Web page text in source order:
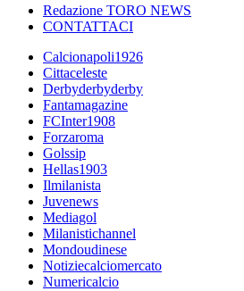
Redazione TORO NEWS
CONTATTACI
Calcionapoli1926
Cittaceleste
Derbyderbyderby
Fantamagazine
FCInter1908
Forzaroma
Golssip
Hellas1903
Ilmilanista
Juvenews
Mediagol
Milanistichannel
Mondoudinese
Notiziecalciomercato
Numericalcio